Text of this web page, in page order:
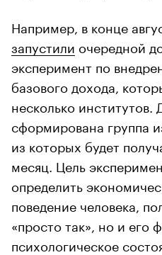
Например, в конце
запустили очередной
эксперимент по
базового дохода,
несколько институтов.
сформирована группа
из которых будет
месяц. Цель
определить
поведение человека,
«просто так», но и его
психологическое